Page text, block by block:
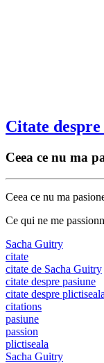
Citate despre
Ceea ce nu ma
Ceea ce nu ma
Ce qui ne me
Sacha Guitry
citate
citate de Sacha Guitry
citate despre pasiune
citate despre plictiseala
citations
pasiune
passion
plictiseala
Sacha Guitry